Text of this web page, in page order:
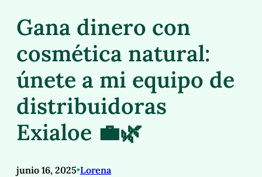
Gana dinero con
cosmética natural:
únete a mi equipo de
distribuidoras
Exialoe 💼🌿
junio 16, 2025•Lorena